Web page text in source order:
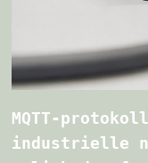
MQTT-
industrielle